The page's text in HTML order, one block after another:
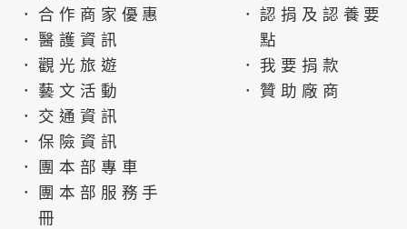
．合作商家優惠
．醫護資訊
．觀光旅遊
．藝文活動
．交通資訊
．保險資訊
．團本部專車
．團本部服務手
冊
．認捐及認養要
點
．我要捐款
．贊助廠商